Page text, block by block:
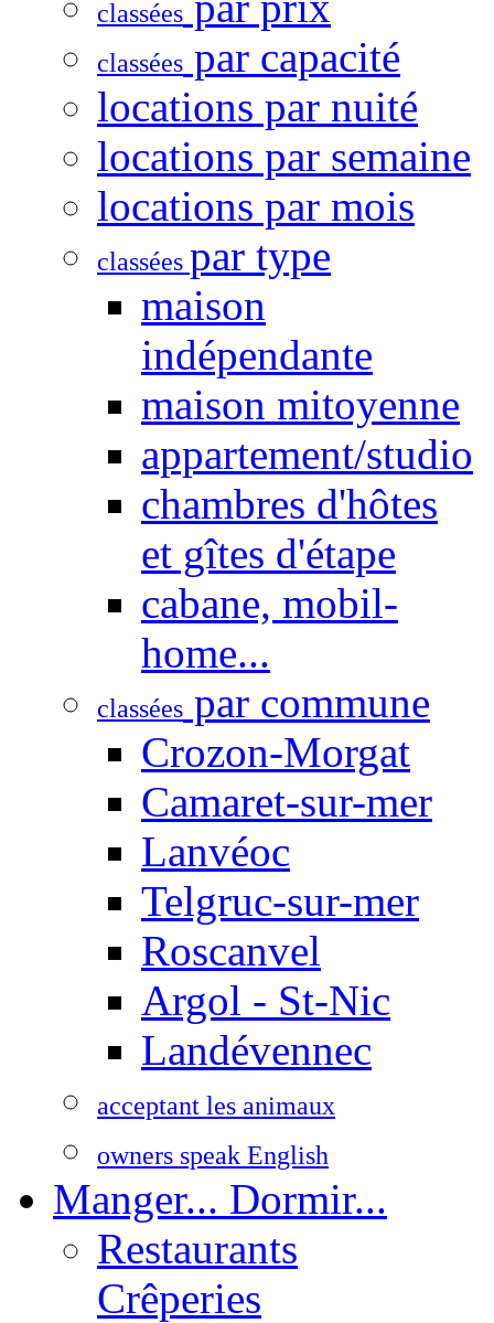
classées
classées par capacité
locations par nuité
locations par semaine
locations par mois
classées par type
maison
indépendante
maison mitoyenne
appartement/studio
chambres d'hôtes
et gîtes d'étape
cabane, mobil-
home...
classées par commune
Crozon-Morgat
Camaret-sur-mer
Lanvéoc
Telgruc-sur-mer
Roscanvel
Argol - St-Nic
Landévennec
acceptant les animaux
owners speak English
Manger... Dormir...
Restaurants
Crêperies